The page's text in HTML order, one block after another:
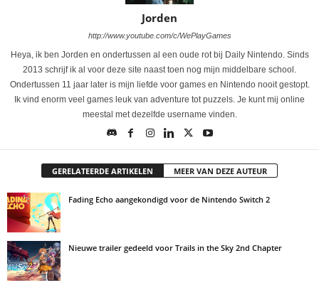
Jorden
http://www.youtube.com/c/WePlayGames
Heya, ik ben Jorden en ondertussen al een oude rot bij Daily Nintendo. Sinds
2013 schrijf ik al voor deze site naast toen nog mijn middelbare school.
Ondertussen 11 jaar later is mijn liefde voor games en Nintendo nooit gestopt.
Ik vind enorm veel games leuk van adventure tot puzzels. Je kunt mij online
meestal met dezelfde username vinden.
GERELATEERDE ARTIKELEN MEER VAN DEZE AUTEUR
Fading Echo aangekondigd voor de Nintendo Switch 2
Nieuwe trailer gedeeld voor Trails in the Sky 2nd Chapter